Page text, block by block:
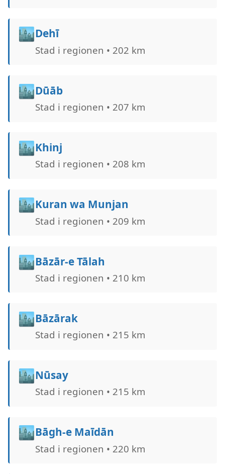
🏙️Dehī
Stad i regionen • 202 km
🏙️Dūāb
Stad i regionen • 207 km
🏙️Khinj
Stad i regionen • 208 km
🏙️Kuran wa Munjan
Stad i regionen • 209 km
🏙️Bāzār-e Tālah
Stad i regionen • 210 km
🏙️Bāzārak
Stad i regionen • 215 km
🏙️Nūsay
Stad i regionen • 215 km
🏙️Bāgh-e Maīdān
Stad i regionen • 220 km